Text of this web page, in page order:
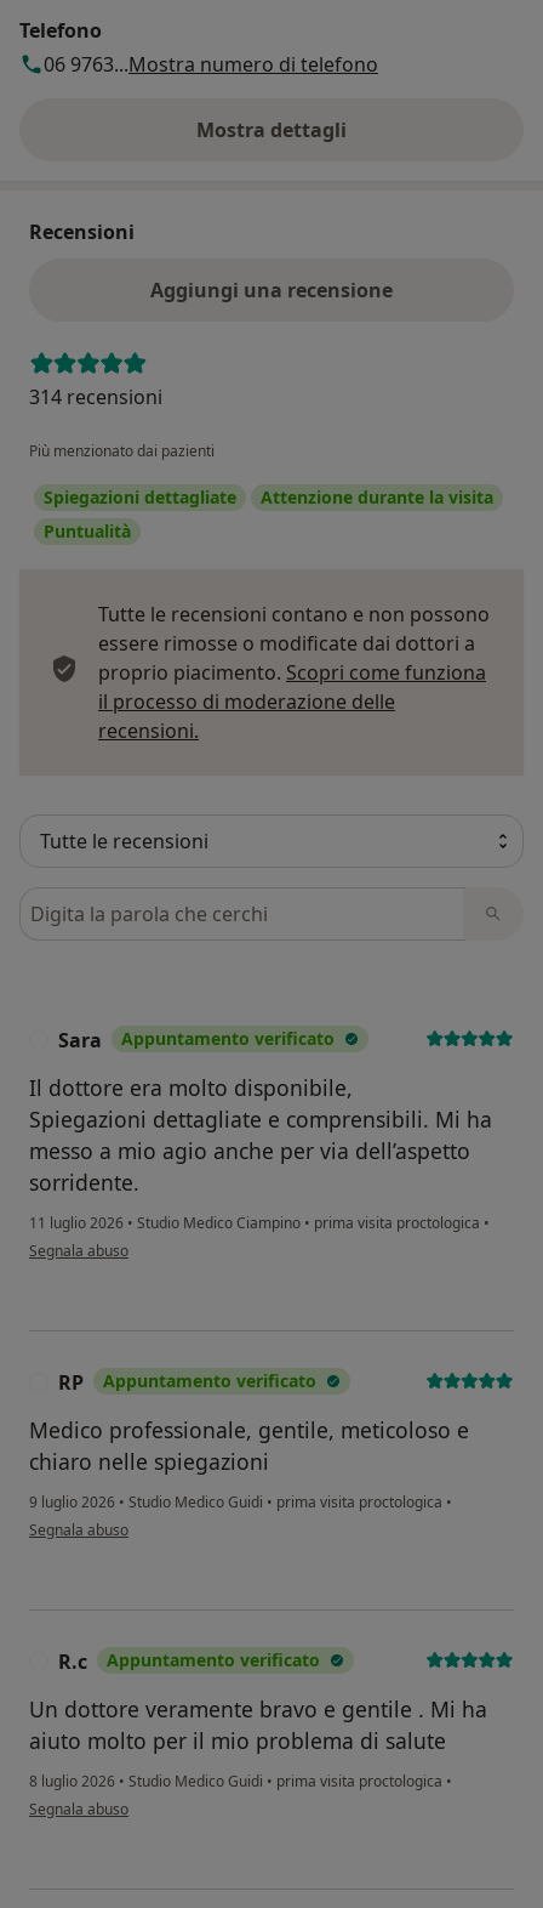
Telefono
06 9763...Mostra numero di telefono
Mostra dettagli
sull'indirizzo
Recensioni
Aggiungi una recensione
314 recensioni
Più menzionato dai pazienti
Spiegazioni dettagliate
Attenzione durante la visita
Puntualità
Tutte le recensioni contano e non possono
essere rimosse o modificate dai dottori a
proprio piacimento. Scopri come funziona
il processo di moderazione delle
recensioni.
Cerca nelle recensioni
Sara Appuntamento verificato
Il dottore era molto disponibile,
Spiegazioni dettagliate e comprensibili. Mi ha
messo a mio agio anche per via dell’aspetto
sorridente.
11 luglio 2026 • Studio Medico Ciampino • prima visita proctologica •
secondo l'opinione dell'utente Sara
Segnala abuso
RP Appuntamento verificato
Medico professionale, gentile, meticoloso e
chiaro nelle spiegazioni
9 luglio 2026 • Studio Medico Guidi • prima visita proctologica •
secondo l'opinione dell'utente RP
Segnala abuso
R.c Appuntamento verificato
Un dottore veramente bravo e gentile . Mi ha
aiuto molto per il mio problema di salute
8 luglio 2026 • Studio Medico Guidi • prima visita proctologica •
secondo l'opinione dell'utente R.c
Segnala abuso